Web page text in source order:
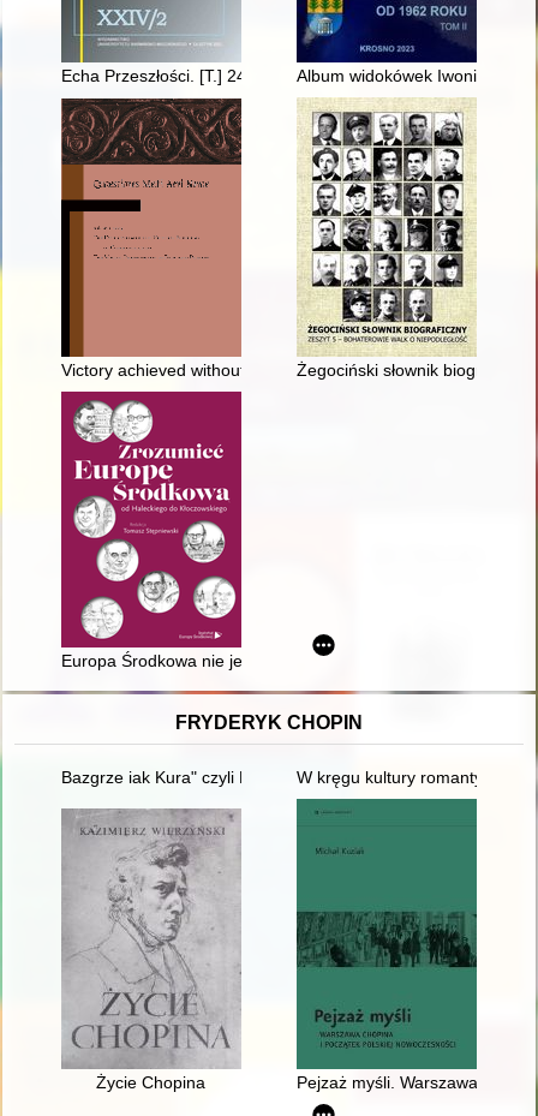
Echa Przeszłości. [T.] 24, [nr] 2 (2023)Album widokówek Iwonicza-
Victory achieved without fighting, or the doctrine of
Żegociński słownik
Europa Środkowa nie jest państwem, lecz kulturą, losem :
FRYDERYK CHOPIN
Bazgrze iak Kura" czyli Fryderyk Chopin i powstańcy
W kręgu kultury romantycznej.
Życie Chopina Pejzaż myśli. Warszawa